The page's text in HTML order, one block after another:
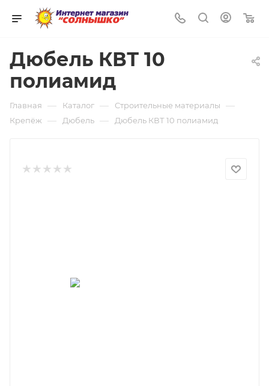
Дюбель КВТ 10
полиамид
Главная — Каталог — Строительные материалы —
Крепёж — Дюбель — Дюбель КВТ 10 полиамид